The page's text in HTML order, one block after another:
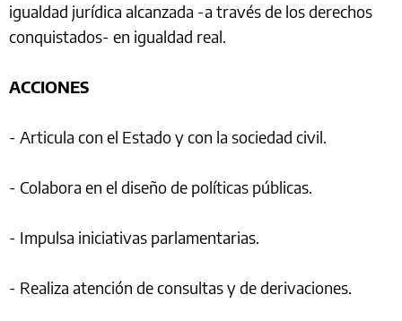
igualdad jurídica alcanzada -a través de los derechos
conquistados- en igualdad real.
ACCIONES
- Articula con el Estado y con la sociedad civil.
- Colabora en el diseño de políticas públicas.
- Impulsa iniciativas parlamentarias.
- Realiza atención de consultas y de derivaciones.